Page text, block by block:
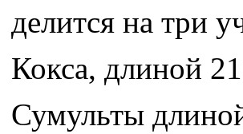
делится на три
Кокса, длиной
Сумульты